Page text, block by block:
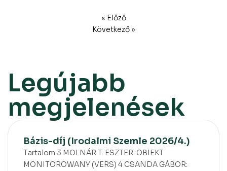
« Előző
Következő »
Legújabb
megjelenések
Bázis-díj (Irodalmi Szemle 2026/4.)
Tartalom 3 MOLNÁR T. ESZTER: OBIEKT
MONITOROWANY (VERS) 4 CSANDA GÁBOR: